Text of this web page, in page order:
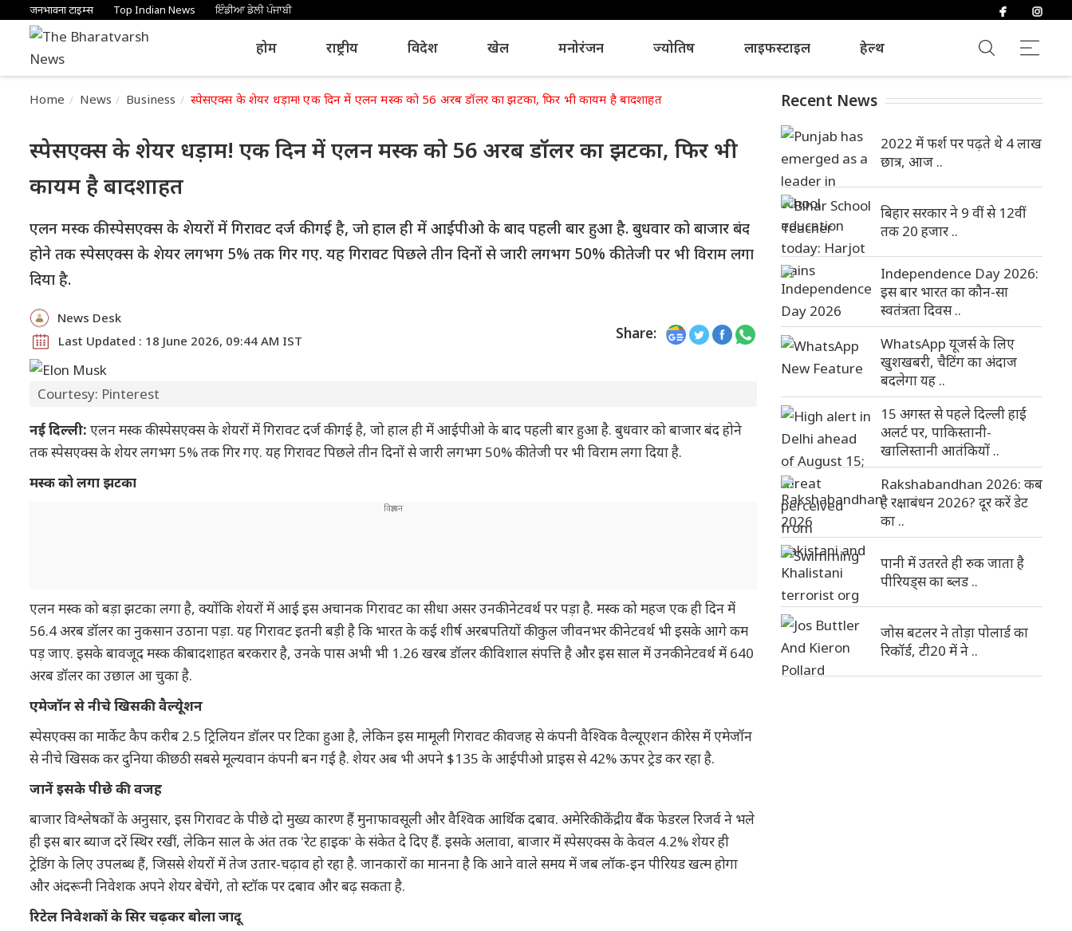
जनभावना टाइम्स Top Indian News ਇੰਡੀਆ ਡੇਲੀ ਪੰਜਾਬੀ
होम राष्ट्रीय विदेश खेल मनोरंजन ज्योतिष लाइफस्टाइल हेल्थ
Home News Business स्पेसएक्स के शेयर धड़ाम! एक दिन में एलन मस्क को 56 अरब डॉलर का झटका, फिर भी कायम है बादशाहत
स्पेसएक्स के शेयर धड़ाम! एक दिन में एलन मस्क को 56 अरब डॉलर का झटका, फिर भी
कायम है बादशाहत
एलन मस्क की स्पेसएक्स के शेयरों में गिरावट दर्ज की गई है, जो हाल ही में आईपीओ के बाद पहली बार हुआ है. बुधवार को बाजार बंद
होने तक स्पेसएक्स के शेयर लगभग 5% तक गिर गए. यह गिरावट पिछले तीन दिनों से जारी लगभग 50% की तेजी पर भी विराम लगा
दिया है.
News Desk
Last Updated : 18 June 2026, 09:44 AM IST
Share:
Courtesy: Pinterest
नई दिल्ली: एलन मस्क की स्पेसएक्स के शेयरों में गिरावट दर्ज की गई है, जो हाल ही में आईपीओ के बाद पहली बार हुआ है. बुधवार को बाजार बंद होने
तक स्पेसएक्स के शेयर लगभग 5% तक गिर गए. यह गिरावट पिछले तीन दिनों से जारी लगभग 50% की तेजी पर भी विराम लगा दिया है.
मस्क को लगा झटका
एलन मस्क को बड़ा झटका लगा है, क्योंकि शेयरों में आई इस अचानक गिरावट का सीधा असर उनकी नेटवर्थ पर पड़ा है. मस्क को महज एक ही दिन में
56.4 अरब डॉलर का नुकसान उठाना पड़ा. यह गिरावट इतनी बड़ी है कि भारत के कई शीर्ष अरबपतियों की कुल जीवनभर की नेटवर्थ भी इसके आगे कम
पड़ जाए. इसके बावजूद मस्क की बादशाहत बरकरार है, उनके पास अभी भी 1.26 खरब डॉलर की विशाल संपत्ति है और इस साल में उनकी नेटवर्थ में 640
अरब डॉलर का उछाल आ चुका है.
एमेजॉन से नीचे खिसकी वैल्यूेशन
स्पेसएक्स का मार्केट कैप करीब 2.5 ट्रिलियन डॉलर पर टिका हुआ है, लेकिन इस मामूली गिरावट की वजह से कंपनी वैश्विक वैल्यूएशन की रेस में एमेजॉन
से नीचे खिसक कर दुनिया की छठी सबसे मूल्यवान कंपनी बन गई है. शेयर अब भी अपने $135 के आईपीओ प्राइस से 42% ऊपर ट्रेड कर रहा है.
जानें इसके पीछे की वजह
बाजार विश्लेषकों के अनुसार, इस गिरावट के पीछे दो मुख्य कारण हैं मुनाफावसूली और वैश्विक आर्थिक दबाव. अमेरिकी केंद्रीय बैंक फेडरल रिजर्व ने भले
ही इस बार ब्याज दरें स्थिर रखीं, लेकिन साल के अंत तक 'रेट हाइक' के संकेत दे दिए हैं. इसके अलावा, बाजार में स्पेसएक्स के केवल 4.2% शेयर ही
ट्रेडिंग के लिए उपलब्ध हैं, जिससे शेयरों में तेज उतार-चढ़ाव हो रहा है. जानकारों का मानना है कि आने वाले समय में जब लॉक-इन पीरियड खत्म होगा
और अंदरूनी निवेशक अपने शेयर बेचेंगे, तो स्टॉक पर दबाव और बढ़ सकता है.
रिटेल निवेशकों के सिर चढ़कर बोला जादू
Recent News
2022 में फर्श पर पढ़ते थे 4 लाख
छात्र, आज ..
बिहार सरकार ने 9 वीं से 12वीं
तक 20 हजार ..
Independence Day 2026:
इस बार भारत का कौन-सा
स्वतंत्रता दिवस ..
WhatsApp यूजर्स के लिए
खुशखबरी, चैटिंग का अंदाज
बदलेगा यह ..
15 अगस्त से पहले दिल्ली हाई
अलर्ट पर, पाकिस्तानी-
खालिस्तानी आतंकियों ..
Rakshabandhan 2026: कब
है रक्षाबंधन 2026? दूर करें डेट
का ..
पानी में उतरते ही रुक जाता है
पीरियड्स का ब्लड ..
जोस बटलर ने तोड़ा पोलार्ड का
रिकॉर्ड, टी20 में ने ..